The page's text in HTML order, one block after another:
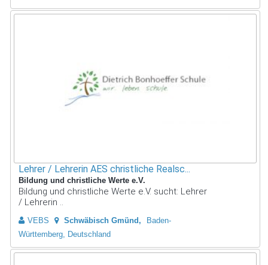
Lehrer / Lehrerin AES christliche Realsc...
Bildung und christliche Werte e.V.
Bildung und christliche Werte e.V. sucht: Lehrer
/ Lehrerin ..
VEBS Schwäbisch Gmünd
Baden-
Württemberg, Deutschland